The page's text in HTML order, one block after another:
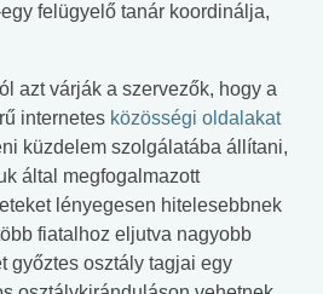
felügyelő tanár koordinálja,
azt várják a szervezők, hogy a
internetes közösségi oldalakat
küzdelem szolgálatába állítani,
által megfogalmazott
lényegesen hitelesebbnek
fiatalhoz eljutva nagyobb
győztes osztály tagjai egy